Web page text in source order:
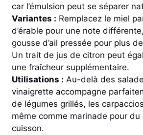
car l’émulsion peut se séparer
Variantes : Remplacez le miel
d’érable pour une note
gousse d’ail pressée pour plus
Un trait de jus de citron peut
une fraîcheur supplémentaire.
Utilisations : Au-delà des
vinaigrette accompagne
de légumes grillés, les
même comme marinade pour
cuisson.